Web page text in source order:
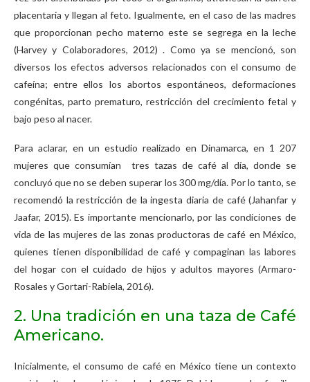
placentaria y llegan al feto. Igualmente, en el caso de las madres
que proporcionan pecho materno este se segrega en la leche
(Harvey y Colaboradores, 2012) . Como ya se mencionó, son
diversos los efectos adversos relacionados con el consumo de
cafeína; entre ellos los abortos espontáneos, deformaciones
congénitas, parto prematuro, restricción del crecimiento fetal y
bajo peso al nacer.
Para aclarar, en un estudio realizado en Dinamarca, en 1 207
mujeres que consumían tres tazas de café al día, donde se
concluyó que no se deben superar los 300 mg/día. Por lo tanto, se
recomendó la restricción de la ingesta diaria de café (Jahanfar y
Jaafar, 2015). Es importante mencionarlo, por las condiciones de
vida de las mujeres de las zonas productoras de café en México,
quienes tienen disponibilidad de café y compaginan las labores
del hogar con el cuidado de hijos y adultos mayores (Armaro-
Rosales y Gortari-Rabiela, 2016).
2. Una tradición en una taza de Café
Americano.
Inicialmente, el consumo de café en México tiene un contexto